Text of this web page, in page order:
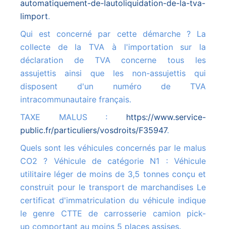
automatiquement-de-lautoliquidation-de-la-tva-
limport.
Qui est concerné par cette démarche ? La
collecte de la TVA à l'importation sur la
déclaration de TVA concerne tous les
assujettis ainsi que les non-assujettis qui
disposent d'un numéro de TVA
intracommunautaire français.
TAXE MALUS : https://www.service-
public.fr/particuliers/vosdroits/F35947.
Quels sont les véhicules concernés par le malus
CO2 ? Véhicule de catégorie N1 : Véhicule
utilitaire léger de moins de 3,5 tonnes conçu et
construit pour le transport de marchandises Le
certificat d'immatriculation du véhicule indique
le genre CTTE de carrosserie camion pick-
up comportant au moins 5 places assises.